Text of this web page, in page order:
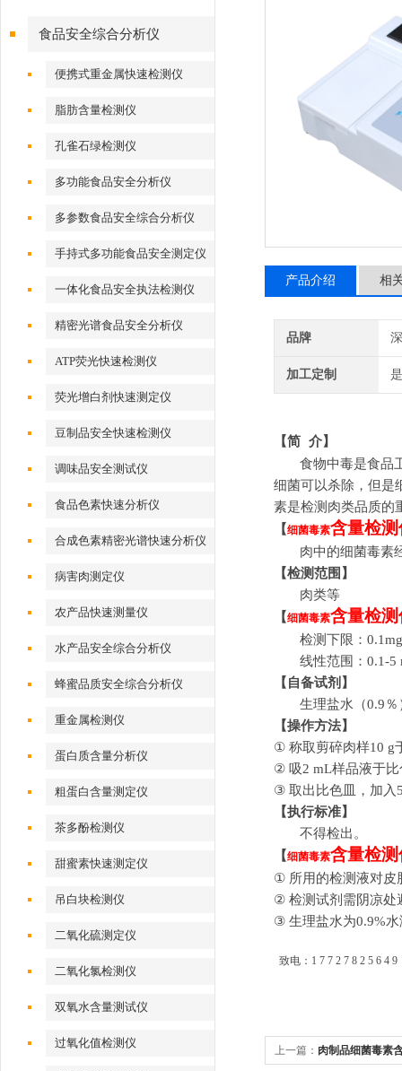
食品安全综合分析仪
便携式重金属快速检测仪
脂肪含量检测仪
孔雀石绿检测仪
多功能食品安全分析仪
多参数食品安全综合分析仪
手持式多功能食品安全测定仪
一体化食品安全执法检测仪
精密光谱食品安全分析仪
ATP荧光快速检测仪
荧光增白剂快速测定仪
豆制品安全快速检测仪
调味品安全测试仪
食品色素快速分析仪
合成色素精密光谱快速分析仪
病害肉测定仪
农产品快速测量仪
水产品安全综合分析仪
蜂蜜品质安全综合分析仪
重金属检测仪
蛋白质含量分析仪
粗蛋白含量测定仪
茶多酚检测仪
甜蜜素快速测定仪
吊白块检测仪
二氧化硫测定仪
二氧化氯检测仪
双氧水含量测试仪
过氧化值检测仪
产品介绍 相
品牌
加工定制 是
【简 介】
食物中毒是食品
细菌可以杀除，但是
素是检测肉类品质的
【细菌毒素含量检测
肉中的细菌毒素
【检测范围】
肉类等
【细菌毒素含量检测
检测下限：
线性范围：0.1-5
【自备试剂】
生理盐水 （0.9
【操作方法】
① 称取剪碎肉样10 g
② 吸2 mL样品液于
③ 取出比色皿，加入
【执行标准】
不得检出。
【细菌毒素含量检测
① 所用的检测液对
② 检测试剂需阴凉处
③ 生理盐水为0.9%
致电：1 7 7 2 7 8 2 5 6 4 9
上一篇： 肉制品细菌毒素